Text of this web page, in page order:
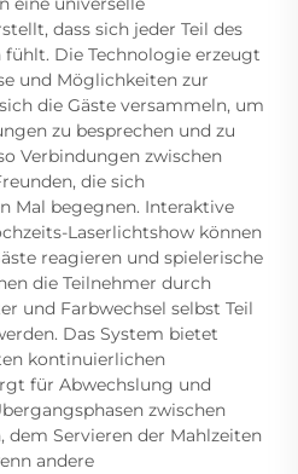
dass sich jeder Teil des
Die Technologie erzeugt
und Möglichkeiten zur
die Gäste versammeln, um
zu besprechen und zu
Verbindungen zwischen
die sich
Mal begegnen. Interaktive
Laserlichtshow können
reagieren und spielerische
die Teilnehmer durch
und Farbwechsel selbst Teil
Das System bietet
kontinuierlichen
für Abwechslung und
zwischen
Servieren der Mahlzeiten
andere